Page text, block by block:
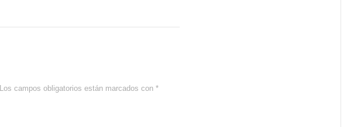
Los campos obligatorios están marcados con*